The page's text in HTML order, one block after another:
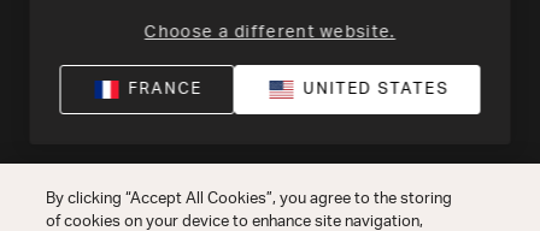
Choose a different website.
FRANCE UNITED STATES
By clicking “Accept All Cookies”, you agree to the storing
of cookies on your device to enhance site navigation,